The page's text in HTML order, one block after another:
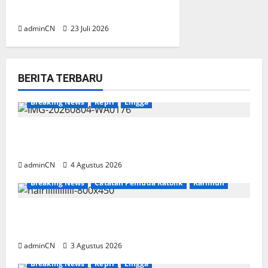
adminCN 23 Juli 2026
BERITA TERBARU
Breaking News Kepri Lingga
adminCN
4 Agustus 2026
Breaking News
Catatan Pemuda Katolik Karimun
adminCN
3 Agustus 2026
Breaking News
Kepri Lingga